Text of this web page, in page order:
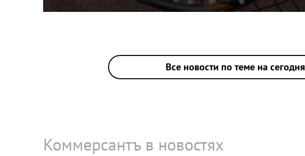
Все новости по теме на сегодня
Коммерсантъ в новостях